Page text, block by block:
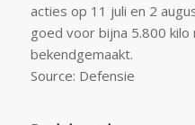
acties op 11 juli en 2
goed voor bijna 5.800 kilo
bekendgemaakt.
Source: Defensie